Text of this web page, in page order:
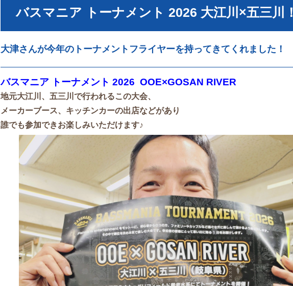
バスマニア トーナメント 2026 大江川×五三川！
大津さんが今年のトーナメントフライヤーを持ってきてくれました！
バスマニア トーナメント 2026 OOE×GOSAN RIVER
地元大江川、五三川で行われるこの大会、
メーカーブース、キッチンカーの出店などがあり
誰でも参加できお楽しみいただけます♪